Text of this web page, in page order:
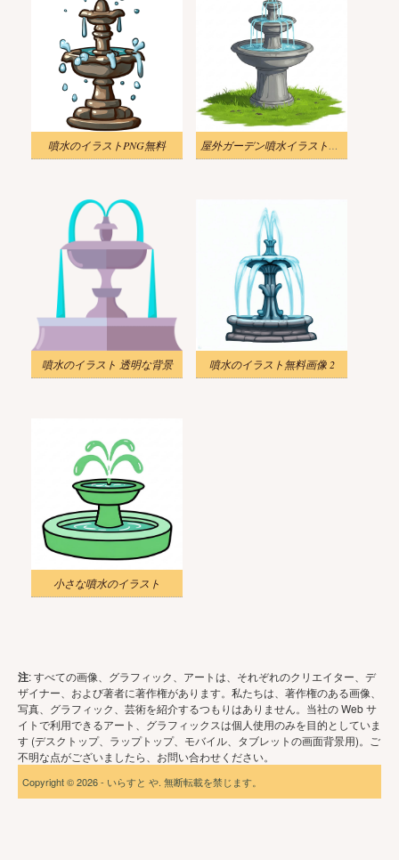
噴水のイラストPNG無料 屋外ガーデン噴水イラストシンプル
噴水のイラスト 透明な背景 噴水のイラスト無料画像 2
小さな噴水のイラスト
注: すべての画像、グラフィック、アートは、それぞれのクリエイター、デ
ザイナー、および著者に著作権があります。私たちは、著作権のある画像、
写真、グラフィック、芸術を紹介するつもりはありません。当社の Web サ
イトで利用できるアート、グラフィックスは個人使用のみを目的としていま
す (デスクトップ、ラップトップ、モバイル、タブレットの画面背景用)。ご
不明な点がございましたら、お問い合わせください。
Copyright © 2026 - いらすと や. 無断転載を禁じます。